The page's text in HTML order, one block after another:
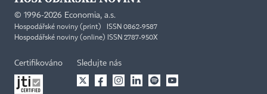
© 1996-2026 Economia, a.s.
Hospodářské noviny (print) ISSN 0862-9587
Hospodářské noviny (online) ISSN 2787-950X
Certifikováno Sledujte nás